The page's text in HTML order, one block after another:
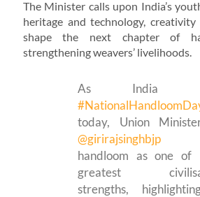
The Minister calls upon India’s
heritage and technology,
shape the next chapter of
strengthening weavers’ livelihoods.
As India
today, Union
@girirajsinghbjp
handloom as one of
greatest
strengths,